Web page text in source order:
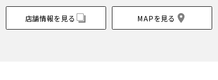
店舗情報を見る MAPを見る